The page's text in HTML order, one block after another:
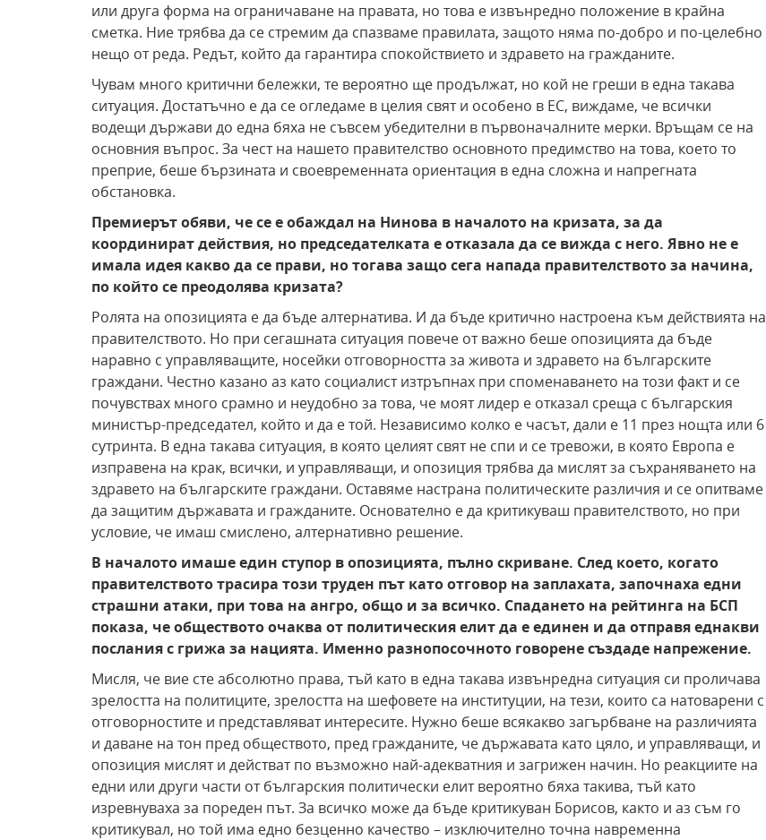
или друга форма на ограничаване на правата, но това е извънредно положение в крайна
сметка. Ние трябва да се стремим да спазваме правилата, защото няма по-добро и по-целебно
нещо от реда. Редът, който да гарантира спокойствието и здравето на гражданите.
Чувам много критични бележки, те вероятно ще продължат, но кой не греши в една такава
ситуация. Достатъчно е да се огледаме в целия свят и особено в ЕС, виждаме, че всички
водещи държави до една бяха не съвсем убедителни в първоначалните мерки. Връщам се на
основния въпрос. За чест на нашето правителство основното предимство на това, което то
преприе, беше бързината и своевременната ориентация в една сложна и напрегната
обстановка.
Премиерът обяви, че се е обаждал на Нинова в началото на кризата, за да
координират действия, но председателката е отказала да се вижда с него. Явно не е
имала идея какво да се прави, но тогава защо сега напада правителството за начина,
по който се преодолява кризата?
Ролята на опозицията е да бъде алтернатива. И да бъде критично настроена към действията на
правителството. Но при сегашната ситуация повече от важно беше опозицията да бъде
наравно с управляващите, носейки отговорността за живота и здравето на българските
граждани. Честно казано аз като социалист изтръпнах при споменаването на този факт и се
почувствах много срамно и неудобно за това, че моят лидер е отказал среща с българския
министър-председател, който и да е той. Независимо колко е часът, дали е 11 през нощта или 6
сутринта. В една такава ситуация, в която целият свят не спи и се тревожи, в която Европа е
изправена на крак, всички, и управляващи, и опозиция трябва да мислят за съхраняването на
здравето на българските граждани. Оставяме настрана политическите различия и се опитваме
да защитим държавата и гражданите. Основателно е да критикуваш правителството, но при
условие, че имаш смислено, алтернативно решение.
В началото имаше един ступор в опозицията, пълно скриване. След което, когато
правителството трасира този труден път като отговор на заплахата, започнаха едни
страшни атаки, при това на ангро, общо и за всичко. Спадането на рейтинга на БСП
показа, че обществото очаква от политическия елит да е единен и да отправя еднакви
послания с грижа за нацията. Именно разнопосочното говорене създаде напрежение.
Мисля, че вие сте абсолютно права, тъй като в една такава извънредна ситуация си проличава
зрелостта на политиците, зрелостта на шефовете на институции, на тези, които са натоварени с
отговорностите и представляват интересите. Нужно беше всякакво загърбване на различията
и даване на тон пред обществото, пред гражданите, че държавата като цяло, и управляващи, и
опозиция мислят и действат по възможно най-адекватния и загрижен начин. Но реакциите на
едни или други части от българския политически елит вероятно бяха такива, тъй като
изревнуваха за пореден път. За всичко може да бъде критикуван Борисов, както и аз съм го
критикувал, но той има едно безценно качество – изключително точна навременна